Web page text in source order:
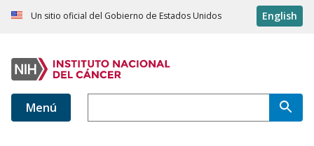
Un sitio oficial del Gobierno de Estados Unidos English
Menú